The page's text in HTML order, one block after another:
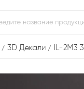
3D Декали IL-2M3